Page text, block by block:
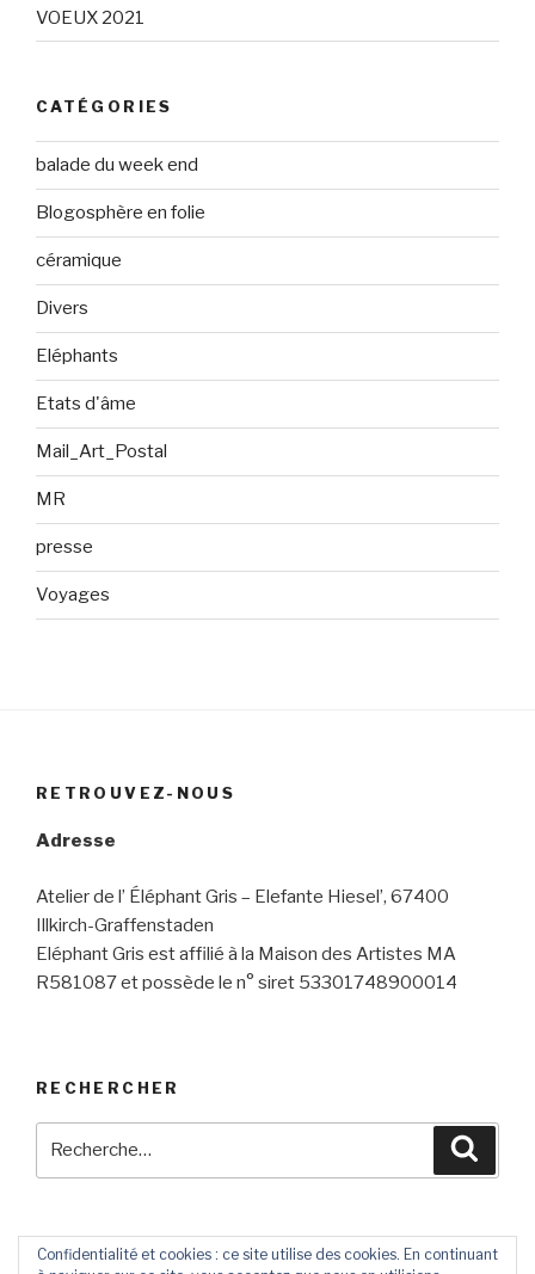
VOEUX 2021
CATÉGORIES
balade du week end
Blogosphère en folie
céramique
Divers
Eléphants
Etats d'âme
Mail_Art_Postal
MR
presse
Voyages
RETROUVEZ-NOUS
Adresse
Atelier de l’ Éléphant Gris – Elefante Hiesel’, 67400
Illkirch-Graffenstaden
Eléphant Gris est affilié à la Maison des Artistes MA
R581087 et possède le n° siret 53301748900014
RECHERCHER
Confidentialité et cookies : ce site utilise des cookies. En continuant